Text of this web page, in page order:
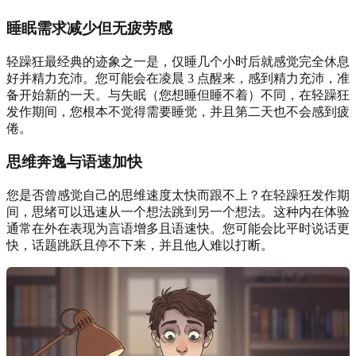
睡眠需求减少但无疲劳感
轻躁狂最经典的迹象之一是，仅睡几个小时后就感觉完全休息
好并精力充沛。您可能会在凌晨 3 点醒来，感到精力充沛，准
备开始新的一天。与失眠（您想睡但睡不着）不同，在轻躁狂
发作期间，您根本不觉得需要睡觉，并且第二天也不会感到疲
倦。
思维奔逸与语速加快
您是否曾感觉自己的思维速度太快而跟不上？在轻躁狂发作期
间，思绪可以迅速从一个想法跳到另一个想法。这种内在体验
通常在外在表现为言语增多且语速快。您可能会比平时说话更
快，话题跳跃且停不下来，并且他人难以打断。